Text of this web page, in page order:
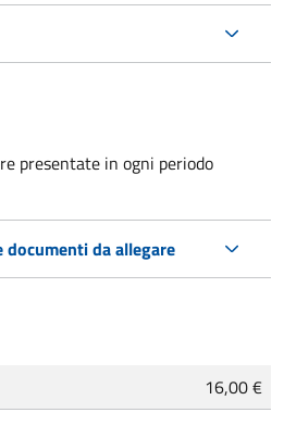
presentate in ogni periodo
da allegare
16,00 €